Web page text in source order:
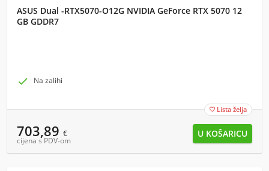
ASUS Dual -RTX5070-O12G NVIDIA GeForce RTX 5070 12
GB GDDR7
 Na zalihi
 Lista želja
703,89 €
cijena s PDV-om